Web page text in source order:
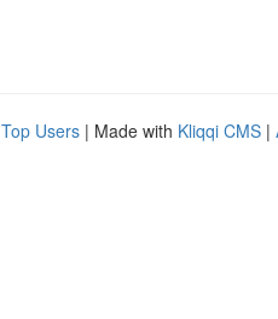
Top Users | Made with Kliqqi CMS |